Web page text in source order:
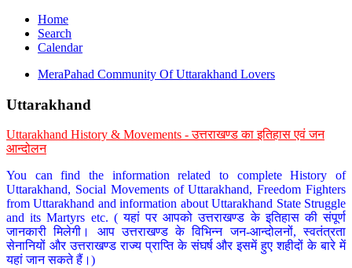
Home
Search
Calendar
MeraPahad Community Of Uttarakhand Lovers
Uttarakhand
Uttarakhand History & Movements - उत्तराखण्ड का इतिहास एवं जन
आन्दोलन
You can find the information related to complete History of
Uttarakhand, Social Movements of Uttarakhand, Freedom Fighters
from Uttarakhand and information about Uttarakhand State Struggle
and its Martyrs etc. ( यहां पर आपको उत्तराखण्ड के इतिहास की संपूर्ण
जानकारी मिलेगी। आप उत्तराखण्ड के विभिन्न जन-आन्दोलनों, स्वतंत्रता
सेनानियों और उत्तराखण्ड राज्य प्राप्ति के संघर्ष और इसमें हुए शहीदों के बारे में
यहां जान सकते हैं।)